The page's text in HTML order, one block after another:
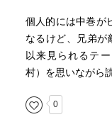
個人的には中巻が
なるけど、兄弟が
以来見られるテ
村）を思いながら
0